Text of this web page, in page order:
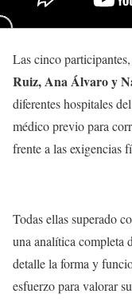
Las cinco participantes,
Ruiz, Ana Álvaro y
diferentes hospitales
médico previo para
frente a las exigencias
Todas ellas superado
una analítica completa
detalle la forma y
esfuerzo para valorar